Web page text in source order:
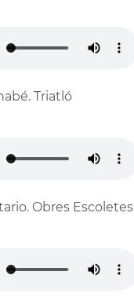
Triatló
Obres Escoletes